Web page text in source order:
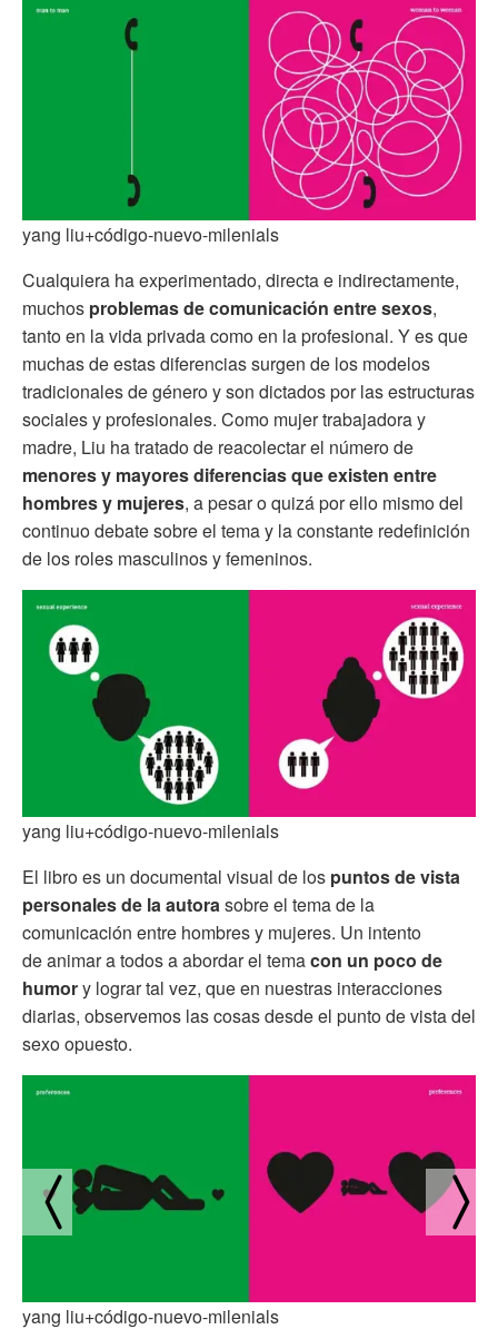
yang liu+código-nuevo-milenials
Cualquiera ha experimentado, directa e indirectamente,
muchos problemas de comunicación entre sexos,
tanto en la vida privada como en la profesional. Y es que
muchas de estas diferencias surgen de los modelos
tradicionales de género y son dictados por las estructuras
sociales y profesionales. Como mujer trabajadora y
madre, Liu ha tratado de reacolectar el número de
menores y mayores diferencias que existen entre
hombres y mujeres, a pesar o quizá por ello mismo del
continuo debate sobre el tema y la constante redefinición
de los roles masculinos y femeninos.
yang liu+código-nuevo-milenials
El libro es un documental visual de los puntos de vista
personales de la autorasobre el tema de la
comunicación entre hombres y mujeres. Un intento
de animar a todos a abordar el temacon un poco de
humory lograr tal vez, que en nuestras interacciones
diarias, observemos las cosas desde el punto de vista del
sexo opuesto.
yang liu+código-nuevo-milenials